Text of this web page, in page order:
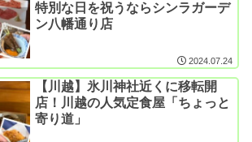
特別な日を祝うならシンラガーデ
ン八幡通り店
2024.07.24
【川越】氷川神社近くに移転開
店！川越の人気定食屋「ちょっと
寄り道」